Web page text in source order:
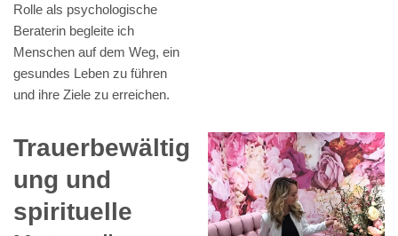
Rolle als psychologische
Beraterin begleite ich
Menschen auf dem Weg, ein
gesundes Leben zu führen
und ihre Ziele zu erreichen.
Trauerbewältig
ung und
spirituelle